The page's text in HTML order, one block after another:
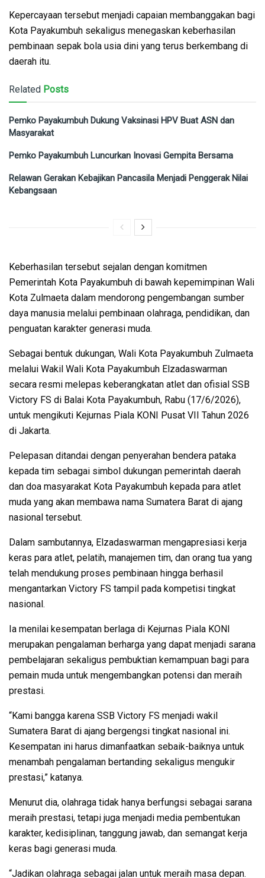
Kepercayaan tersebut menjadi capaian membanggakan bagi
Kota Payakumbuh sekaligus menegaskan keberhasilan
pembinaan sepak bola usia dini yang terus berkembang di
daerah itu.
Related Posts
Pemko Payakumbuh Dukung Vaksinasi HPV Buat ASN dan
Masyarakat
Pemko Payakumbuh Luncurkan Inovasi Gempita Bersama
Relawan Gerakan Kebajikan Pancasila Menjadi Penggerak Nilai
Kebangsaan
Keberhasilan tersebut sejalan dengan komitmen
Pemerintah Kota Payakumbuh di bawah kepemimpinan Wali
Kota Zulmaeta dalam mendorong pengembangan sumber
daya manusia melalui pembinaan olahraga, pendidikan, dan
penguatan karakter generasi muda.
Sebagai bentuk dukungan, Wali Kota Payakumbuh Zulmaeta
melalui Wakil Wali Kota Payakumbuh Elzadaswarman
secara resmi melepas keberangkatan atlet dan ofisial SSB
Victory FS di Balai Kota Payakumbuh, Rabu (17/6/2026),
untuk mengikuti Kejurnas Piala KONI Pusat VII Tahun 2026
di Jakarta.
Pelepasan ditandai dengan penyerahan bendera pataka
kepada tim sebagai simbol dukungan pemerintah daerah
dan doa masyarakat Kota Payakumbuh kepada para atlet
muda yang akan membawa nama Sumatera Barat di ajang
nasional tersebut.
Dalam sambutannya, Elzadaswarman mengapresiasi kerja
keras para atlet, pelatih, manajemen tim, dan orang tua yang
telah mendukung proses pembinaan hingga berhasil
mengantarkan Victory FS tampil pada kompetisi tingkat
nasional.
Ia menilai kesempatan berlaga di Kejurnas Piala KONI
merupakan pengalaman berharga yang dapat menjadi sarana
pembelajaran sekaligus pembuktian kemampuan bagi para
pemain muda untuk mengembangkan potensi dan meraih
prestasi.
“Kami bangga karena SSB Victory FS menjadi wakil
Sumatera Barat di ajang bergengsi tingkat nasional ini.
Kesempatan ini harus dimanfaatkan sebaik-baiknya untuk
menambah pengalaman bertanding sekaligus mengukir
prestasi,” katanya.
Menurut dia, olahraga tidak hanya berfungsi sebagai sarana
meraih prestasi, tetapi juga menjadi media pembentukan
karakter, kedisiplinan, tanggung jawab, dan semangat kerja
keras bagi generasi muda.
“Jadikan olahraga sebagai jalan untuk meraih masa depan.